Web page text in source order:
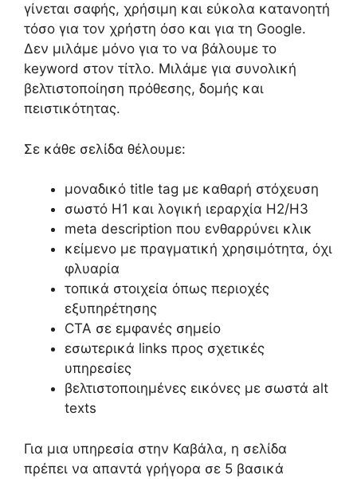
γίνεται σαφής, χρήσιμη και εύκολα κατανοητή
τόσο για τον χρήστη όσο και για τη Google.
Δεν μιλάμε μόνο για το να βάλουμε το
keyword στον τίτλο. Μιλάμε για συνολική
βελτιστοποίηση πρόθεσης, δομής και
πειστικότητας.
Σε κάθε σελίδα θέλουμε:
μοναδικό title tag με καθαρή στόχευση
σωστό H1 και λογική ιεραρχία H2/H3
meta description που ενθαρρύνει κλικ
κείμενο με πραγματική χρησιμότητα, όχι
φλυαρία
τοπικά στοιχεία όπως περιοχές
εξυπηρέτησης
CTA σε εμφανές σημείο
εσωτερικά links προς σχετικές
υπηρεσίες
βελτιστοποιημένες εικόνες με σωστά alt
texts
Για μια υπηρεσία στην Καβάλα, η σελίδα
πρέπει να απαντά γρήγορα σε 5 βασικά